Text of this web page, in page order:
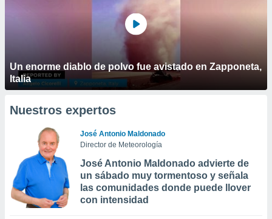
Un enorme diablo de polvo fue avistado en Zapponeta,
Italia
Nuestros expertos
José Antonio Maldonado
Director de Meteorología
José Antonio Maldonado advierte de
un sábado muy tormentoso y señala
las comunidades donde puede llover
con intensidad